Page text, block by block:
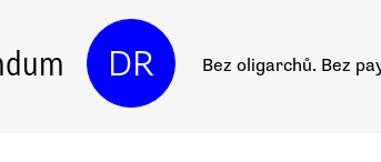
DR Bez oligarchů. Bez